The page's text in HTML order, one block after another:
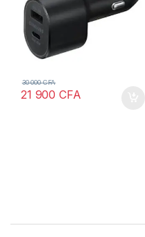
21 900CFA
30 000CFA